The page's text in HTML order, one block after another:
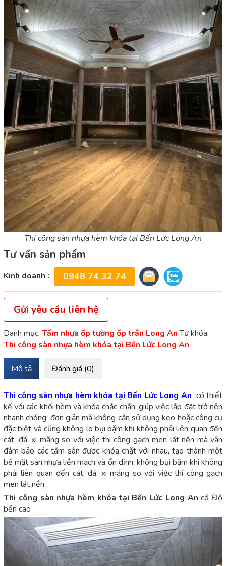
Thi công sàn nhựa hèm khóa tại Bến Lức Long An
Tư vấn sản phẩm
Kinh doanh : 0948 74 32 74
Gửi yêu cầu liên hệ
Danh mục: Tấm nhựa ốp tường ốp trần Long An Từ khóa:
Thi công sàn nhựa hèm khóa tại Bến Lức Long An
Mô tả Đánh giá (0)
Thi công sàn nhựa hèm khóa tại Bến Lức Long An có thiết
kế với các khối hèm và khóa chắc chắn, giúp việc lắp đặt trở nên
nhanh chóng, đơn giản mà không cần sử dụng keo hoặc công cụ
đặc biệt và cũng không lo bụi bặm khi không phải liên quan đến
cát, đá, xi măng so với việc thi công gạch men lát nền mà vẫn
đảm bảo các tấm sàn được khóa chặt với nhau, tạo thành một
bề mặt sàn nhựa liền mạch và ổn định, không bụi bặm khi không
phải liên quan đến cát, đá, xi măng so với việc thi công gạch
men lát nền.
Thi công sàn nhựa hèm khóa tại Bến Lức Long Ancó Độ
bền cao